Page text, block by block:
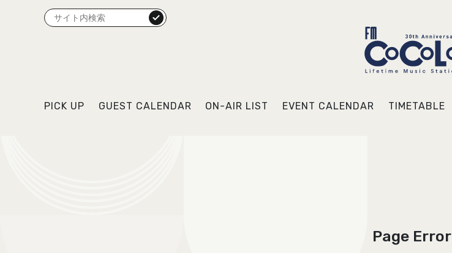
検索
PICK UP GUEST CALENDAR ON-AIR LIST EVENT CALENDAR TIMETABLE
Page Error